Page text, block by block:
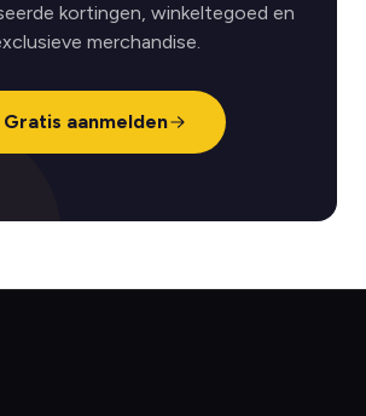
kortingen, winkeltegoed en
merchandise.
Gratis aanmelden